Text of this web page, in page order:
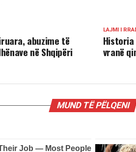
LAJMI I
vranë
abuzime të
në Shqipëri
MUND TË PËLQENI